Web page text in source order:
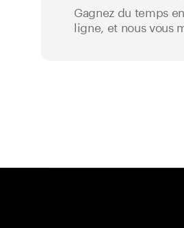
Gagnez du temps
ligne, et nous vous